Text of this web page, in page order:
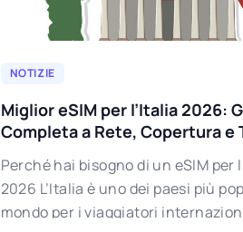
NOTIZIE
Miglior eSIM per l’Italia 2026:
Completa a Rete, Copertura e
Perché hai bisogno di un eSIM per
2026 L’Italia è uno dei paesi più
mondo per i viaggiatori